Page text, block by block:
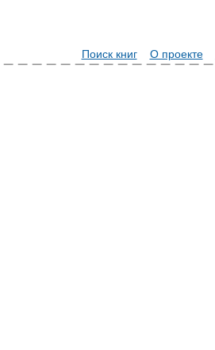
Поиск книг О проекте